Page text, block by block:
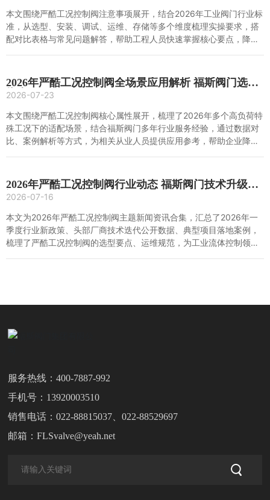
本文围绕严酷工况控制阀注意事项展开，结合2026年工业阀门行业标
准，从选型、安装、调试、运维、存储等多个维度梳理实操要求，搭
配对比表格与常见问题解答，帮助工程人员快速掌握核心要点，降低
2026年严酷工况控制阀全场景应用解析 福斯阀门选型
指南
2026-07-23
本文围绕严酷工况控制阀核心属性展开，梳理了2026年多个高负荷特
殊工况下的适配场景，结合福斯阀门多年行业服务经验，通过数据对
比、案例解析等方式，为相关从业人员提供应用参考，帮助企业降低
2026年严酷工况控制阀行业动态 福斯阀门技术升级资
讯汇总
2026-07-16
本文为2026年严酷工况控制阀主题新闻资讯合集，汇总了2026年一
季度行业新政策、头部厂商技术迭代公开数据、典型项目落地案例，
梳理了严酷工况控制阀的选型要点、运维规范，为工业流体控制领域
服务热线：400-7887-992
手机号： 13920003510
销售电话：022-88815037 、022-88529697
邮箱：FLSvalve@yeah.net